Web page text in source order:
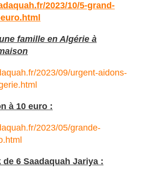
2023/10/5-grand-
famille en Algérie à
2023/09/urgent-aidons-
à 10 euro :
2023/05/grande-
6 Saadaquah Jariya :